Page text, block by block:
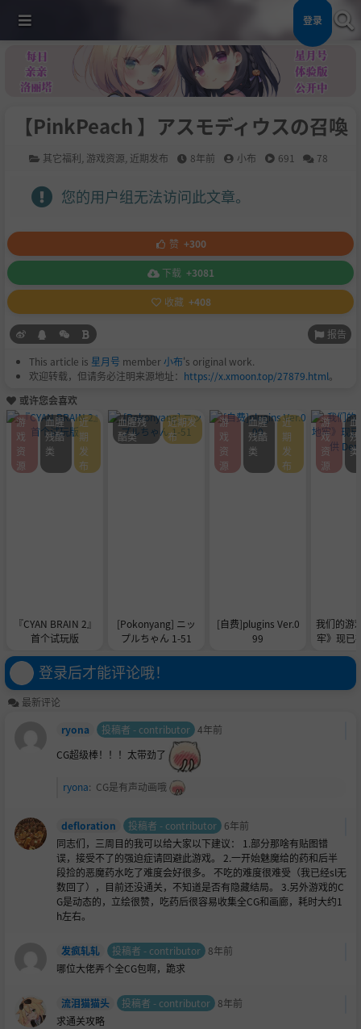
登录
【PinkPeach 】アスモディウスの召喚
其它福利 游戏资源 近期发布 8年前 小布 691 78
您的用户组无法访问此文章。
赞 +300
下载 +3081
收藏 +408
报告
This article is 星月号 member小布's original work.
欢迎转载，但请务必注明来源地址： https://x.xmoon.top/27879.html。
或许您会喜欢
『CYAN BRAIN 2』
首个试玩版
游
戏
资
源
血腥
残酷
类
近
期
发
布
[Pokonyang] ニッ
プルちゃん 1-51
血腥残
酷类
近期发
布
[自费]plugins Ver.0
99
游
戏
资
源
血腥
残酷
类
近
期
发
布
我们的游
牢》现已
游
戏
资
源
类
登录后才能评论哦！
最新评论
ryona
投稿者 - contributor 4年前
CG超级棒！！！太带劲了
ryona: CG是有声动画哦
defloration 投稿者 - contributor 6年前
同志们，三周目的我可以给大家以下建议： 1.部分那啥有贴图错
误，接受不了的强迫症请回避此游戏。 2.一开始魅魔给的药和后半
段捡的恶魔药水吃了难度会好很多。 不吃的难度很难受（我已经sl无
数回了），目前还没通关，不知道是否有隐藏结局。 3.另外游戏的C
G是动态的，立绘很赞，吃药后很容易收集全CG和画廊，耗时大约1
h左右。
发疯轧轧 投稿者 - contributor 8年前
哪位大佬弄个全CG包啊，跪求
流泪猫猫头 投稿者 - contributor 8年前
求通关攻略